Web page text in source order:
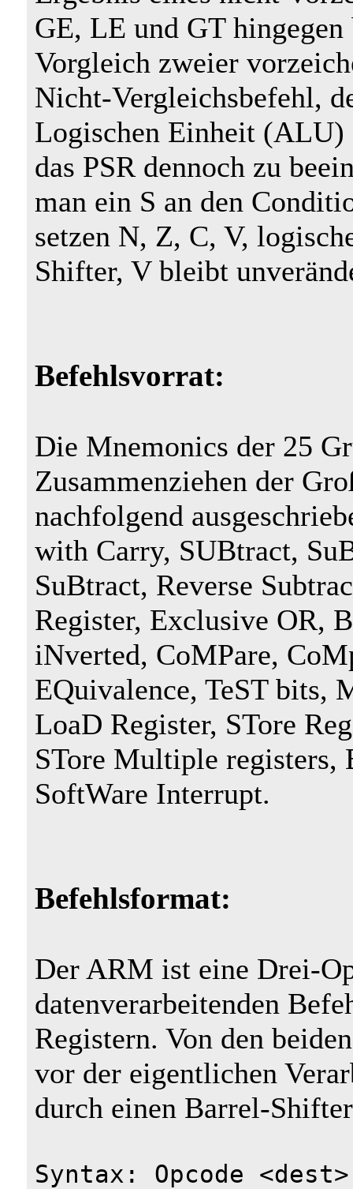
GE, LE und GT
Vorgleich zweier
Nicht-Vergleichsbefehl,
Logischen Einheit (ALU)
das PSR dennoch zu
man ein S an den
setzen N, Z, C, V,
Shifter, V bleibt
Befehlsvorrat:
Die Mnemonics der 25
Zusammenziehen der
nachfolgend
with Carry, SUBtract,
SuBtract, Reverse
Register, Exclusive OR,
iNverted, CoMPare,
EQuivalence, TeST
LoaD Register, STore
STore Multiple registers,
SoftWare Interrupt.
Befehlsformat:
Der ARM ist eine Drei-
datenverarbeitenden
Registern. Von den
vor der eigentlichen
durch einen Barrel-
Syntax: Opcode